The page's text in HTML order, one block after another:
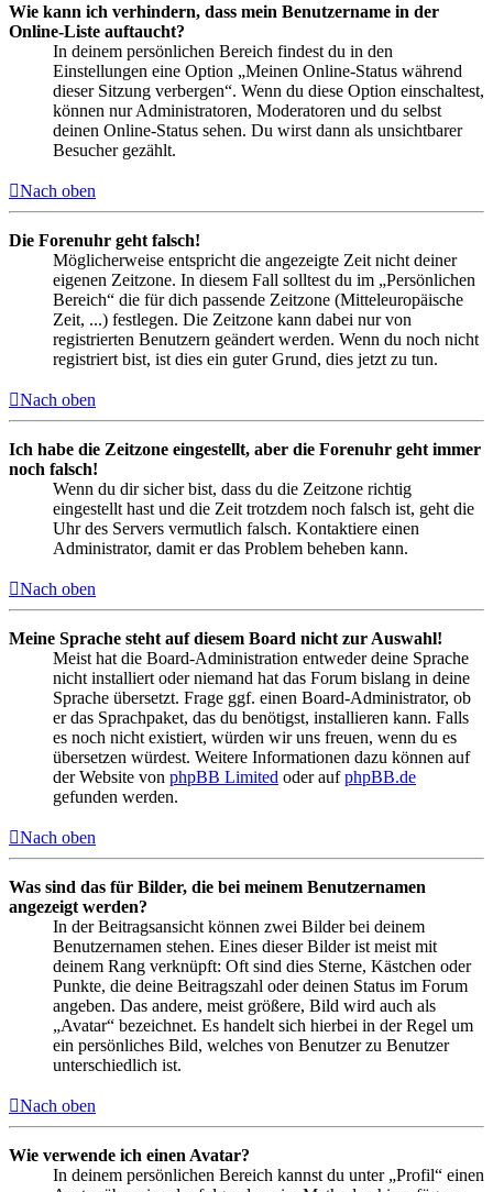
Wie kann ich verhindern, dass mein Benutzername in der
Online-Liste auftaucht?
In deinem persönlichen Bereich findest du in den
Einstellungen eine Option „Meinen Online-Status während
dieser Sitzung verbergen“. Wenn du diese Option einschaltest,
können nur Administratoren, Moderatoren und du selbst
deinen Online-Status sehen. Du wirst dann als unsichtbarer
Besucher gezählt.
Nach oben
Die Forenuhr geht falsch!
Möglicherweise entspricht die angezeigte Zeit nicht deiner
eigenen Zeitzone. In diesem Fall solltest du im „Persönlichen
Bereich“ die für dich passende Zeitzone (Mitteleuropäische
Zeit, ...) festlegen. Die Zeitzone kann dabei nur von
registrierten Benutzern geändert werden. Wenn du noch nicht
registriert bist, ist dies ein guter Grund, dies jetzt zu tun.
Nach oben
Ich habe die Zeitzone eingestellt, aber die Forenuhr geht immer
noch falsch!
Wenn du dir sicher bist, dass du die Zeitzone richtig
eingestellt hast und die Zeit trotzdem noch falsch ist, geht die
Uhr des Servers vermutlich falsch. Kontaktiere einen
Administrator, damit er das Problem beheben kann.
Nach oben
Meine Sprache steht auf diesem Board nicht zur Auswahl!
Meist hat die Board-Administration entweder deine Sprache
nicht installiert oder niemand hat das Forum bislang in deine
Sprache übersetzt. Frage ggf. einen Board-Administrator, ob
er das Sprachpaket, das du benötigst, installieren kann. Falls
es noch nicht existiert, würden wir uns freuen, wenn du es
übersetzen würdest. Weitere Informationen dazu können auf
der Website von phpBB Limited oder aufphpBB.de
gefunden werden.
Nach oben
Was sind das für Bilder, die bei meinem Benutzernamen
angezeigt werden?
In der Beitragsansicht können zwei Bilder bei deinem
Benutzernamen stehen. Eines dieser Bilder ist meist mit
deinem Rang verknüpft: Oft sind dies Sterne, Kästchen oder
Punkte, die deine Beitragszahl oder deinen Status im Forum
angeben. Das andere, meist größere, Bild wird auch als
„Avatar“ bezeichnet. Es handelt sich hierbei in der Regel um
ein persönliches Bild, welches von Benutzer zu Benutzer
unterschiedlich ist.
Nach oben
Wie verwende ich einen Avatar?
In deinem persönlichen Bereich kannst du unter „Profil“ einen